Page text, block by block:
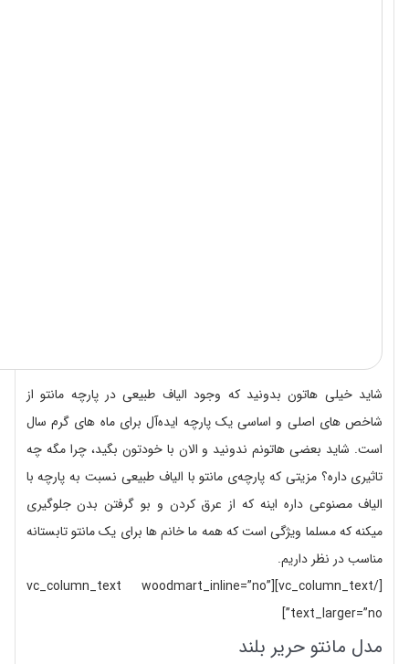
شاید خیلی هاتون بدونید که وجود الیاف طبیعی در پارچه مانتو از
شاخص های اصلی و اساسی یک پارچه ایده‌آل برای ماه های گرم سال
است. شاید بعضی هاتونم ندونید و الان با خودتون بگید، چرا مگه چه
تاثیری داره؟ مزیتی که پارچه‌ی مانتو با الیاف طبیعی نسبت به پارچه با
الیاف مصنوعی داره اینه که از عرق کردن و بو گرفتن بدن جلوگیری
میکنه که مسلما ویژگی است که همه ما خانم ها برای یک مانتو تابستانه
مناسب در نظر داریم.
[/vc_column_text][vc_column_text woodmart_inline=”no”
text_larger=”no”]
مدل مانتو حریر بلند